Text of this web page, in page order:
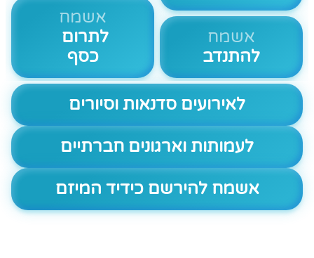
אשמח
להתנדב
אשמח
לתרום
כסף
לאירועים סדנאות וסיורים
לעמותות וארגונים חברתיים
אשמח להירשם כידיד המיזם